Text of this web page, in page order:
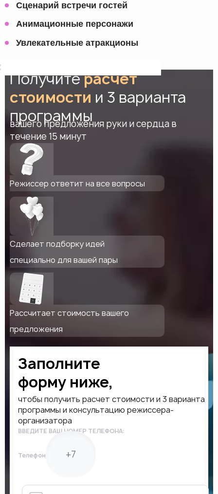
Сценарий встречи гостей
Анимационные персонажи
Увлекательные атракционы
Получитерасчет
стоимости и 3 варианта
программы
вашего предложения руки и сердца в
течение 15 минут
Режиссер ответит на все вопросы
Сделает подборку идей
специально для вашей пары
Рассчитает стоимость вашего
предложения
Заполните
форму ниже,
чтобы получить расчет стоимости и 3 варианта
программы и консультацию режиссера-
организатора
ВВЕДИТЕ ВАШ НОМЕР ТЕЛЕФОНА:
Телефон